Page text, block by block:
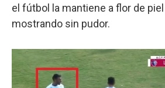
el fútbol la mantiene a flor de
mostrando sin pudor.